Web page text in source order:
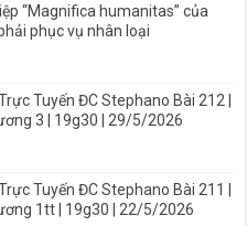
“Magnifica humanitas” của
phục vụ nhân loại
Tuyến ĐC Stephano Bài 212 |
3 | 19g30 | 29/5/2026
Tuyến ĐC Stephano Bài 211 |
1tt | 19g30 | 22/5/2026